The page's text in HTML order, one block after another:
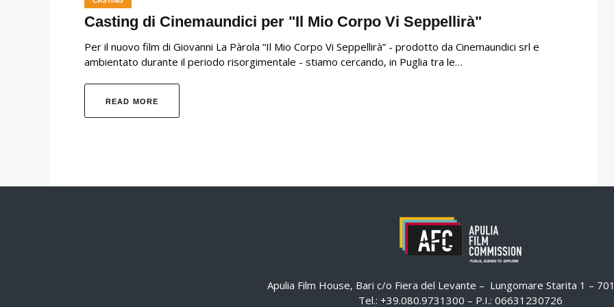
Casting di Cinemaundici per "Il Mio Corpo Vi Seppellirà"
Per il nuovo film di Giovanni La Pàrola “Il Mio Corpo Vi Seppellirà” - prodotto da Cinemaundici srl e
ambientato durante il periodo risorgimentale - stiamo cercando, in Puglia tra le…
READ MORE
Apulia Film House, Bari c/o Fiera del Levante – Lungomare Starita 1 –
Tel.: +39.080.9731300 – P.I.: 06631230726